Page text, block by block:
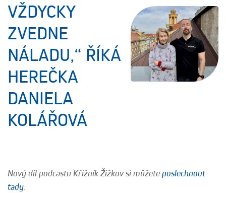
VŽDYCKY
ZVEDNE
NÁLADU,“ ŘÍKÁ
HEREČKA
DANIELA
KOLÁŘOVÁ
Nový díl podcastu Křižník Žižkov si můžete poslechnout
tady.